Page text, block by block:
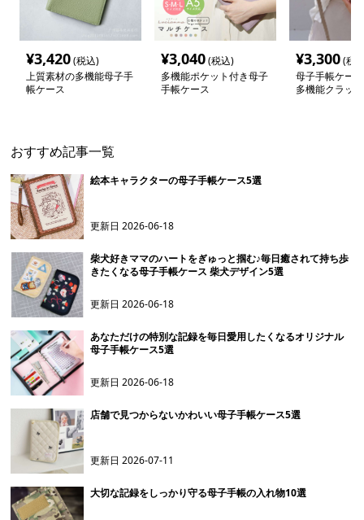
¥3,420(税込)
上質素材の多機能母子手
帳ケース
¥3,040(税込)
多機能ポケット付き母子
手帳ケース
¥3,300(税
母子手帳ケー
多機能クラッ
おすすめ記事一覧
絵本キャラクターの母子手帳ケース5選
更新日2026-06-18
柴犬好きママのハートをぎゅっと掴む♪毎日癒されて持ち歩
きたくなる母子手帳ケース 柴犬デザイン5選
更新日2026-06-18
あなただけの特別な記録を毎日愛用したくなるオリジナル
母子手帳ケース5選
更新日2026-06-18
店舗で見つからないかわいい母子手帳ケース5選
更新日2026-07-11
大切な記録をしっかり守る母子手帳の入れ物10選